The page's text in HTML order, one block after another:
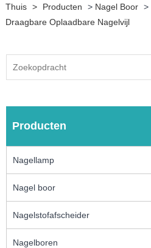
Thuis > Producten > Nagel Boor >
Draagbare Oplaadbare Nagelvijl
Producten
Nagellamp
Nagel boor
Nagelstofafscheider
Nagelboren